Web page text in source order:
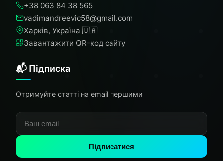
+38 063 84 38 565
vadimandreevic58@gmail.com
Харків, Україна 🇺🇦
Завантажити QR-код сайту
📬 Підписка
Отримуйте статті на email першими
Підписатися